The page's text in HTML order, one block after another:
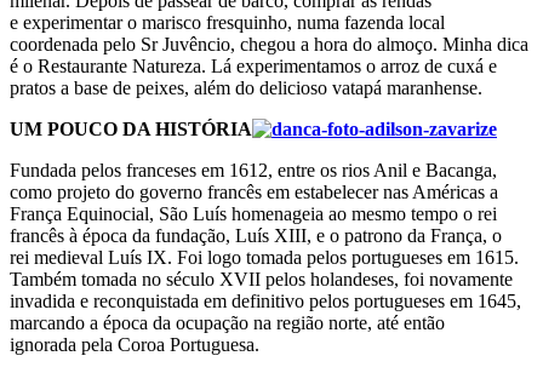
e experimentar o marisco fresquinho, numa fazenda local
coordenada pelo Sr Juvêncio, chegou a hora do almoço. Minha dica
é o Restaurante Natureza. Lá experimentamos o arroz de cuxá e
pratos a base de peixes, além do delicioso vatapá maranhense.
UM POUCO DA HISTÓRIA
Fundada pelos franceses em 1612, entre os rios Anil e Bacanga,
como projeto do governo francês em estabelecer nas Américas a
França Equinocial, São Luís homenageia ao mesmo tempo o rei
francês à época da fundação, Luís XIII, e o patrono da França, o
rei medieval Luís IX. Foi logo tomada pelos portugueses em 1615.
Também tomada no século XVII pelos holandeses, foi novamente
invadida e reconquistada em definitivo pelos portugueses em 1645,
marcando a época da ocupação na região norte, até então
ignorada pela Coroa Portuguesa.